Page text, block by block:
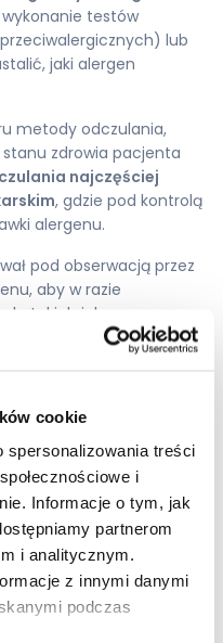
cookie
treści
i
Informacje o tym, jak
partnerom
i analitycznym.
z innymi danymi
podczas
testów
lub
jaki alergen
metody odczulania,
zdrowia pacjenta
najczęściej
, gdzie pod kontrolą
alergenu.
pod obserwacją przez
aby w razie
takich jak
zawroty głowy, szybko
odczulania jest
na intensywny
na pyłki roślin
po sezonie pylenia.
gdy alergen nie jest
ryzyko nasilenia
kolei osoby uczulone na